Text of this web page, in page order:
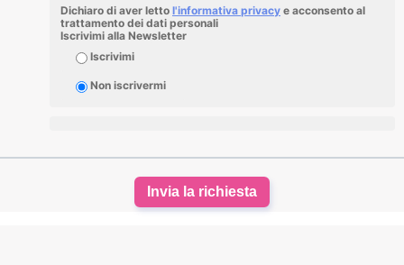
Dichiaro di aver letto l'informativa privacy e acconsento al
trattamento dei dati personali
Iscrivimi alla Newsletter
Iscrivimi
Non iscrivermi
Invia la richiesta